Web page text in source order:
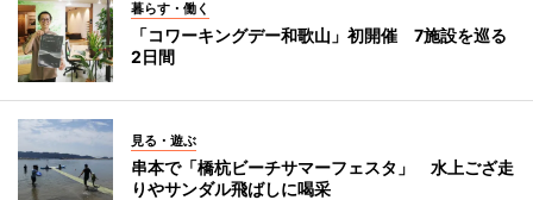
暮らす・働く
「コワーキングデー和歌山」初開催 7施設を巡る
2日間
見る・遊ぶ
串本で「橋杭ビーチサマーフェスタ」 水上ござ走
りやサンダル飛ばしに喝采